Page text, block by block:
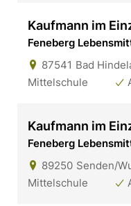
Kaufmann im
Feneberg
87541 Bad
Mittelschule
Kaufmann im
Feneberg
89250 Senden/
Mittelschule